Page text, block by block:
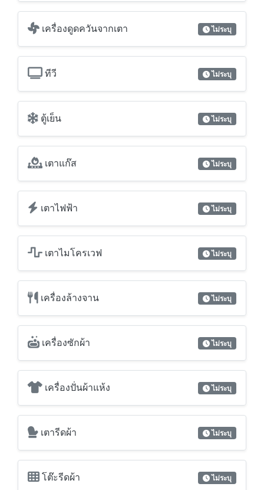
ตู้เสื้อผ้า ไม่ระบุ
เครื่องเป่าผม ไม่ระบุ
เครื่องดูดควันจากเตา ไม่ระบุ
ทีวี ไม่ระบุ
ตู้เย็น ไม่ระบุ
เตาแก๊ส ไม่ระบุ
เตาไฟฟ้า ไม่ระบุ
เตาไมโครเวฟ ไม่ระบุ
เครื่องล้างจาน ไม่ระบุ
เครื่องซักผ้า ไม่ระบุ
เครื่องปั่นผ้าแห้ง ไม่ระบุ